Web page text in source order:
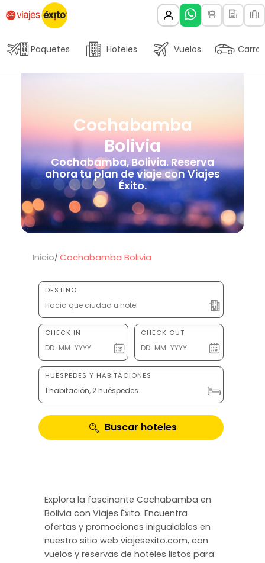
Paquetes Hoteles Vuelos Carros
Cochabamba
Bolivia
Cochabamba, Bolivia. Reserva
ahora tu plan de viaje con Viajes
Éxito.
Inicio Cochabamba Bolivia
DESTINO
CHECK IN CHECK OUT
HUÉSPEDES Y HABITACIONES
1 habitación, 2 huéspedes
Buscar hoteles
Explora la fascinante Cochabamba en
Bolivia con Viajes Éxito. Encuentra
ofertas y promociones inigualables en
nuestro sitio web viajesexito.com, con
vuelos y reservas de hoteles listos para